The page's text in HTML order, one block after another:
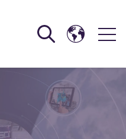
Open
Open search